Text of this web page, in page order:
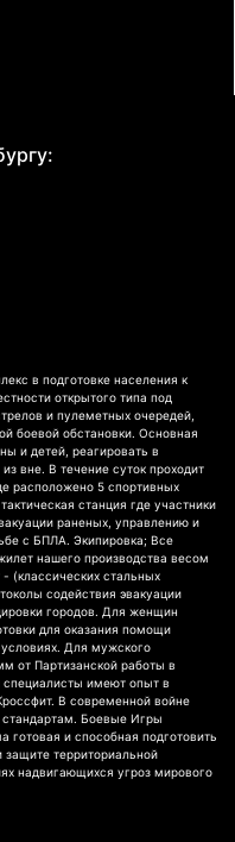
в подготовке населения к
открытого типа под
и пулеметных очередей,
боевой обстановки. Основная
и детей, реагировать в
вне. В течение суток проходит
расположено 5 спортивных
станция где участники
раненых, управлению и
с БПЛА. Экипировка; Все
нашего производства весом
(классических стальных
содействия эвакуации
городов. Для женщин
для оказания помощи
Для мужского
от Партизанской работы в
имеют опыт в
В современной войне
Боевые Игры
готовая и способная подготовить
территориальной
надвигающихся угроз мирового